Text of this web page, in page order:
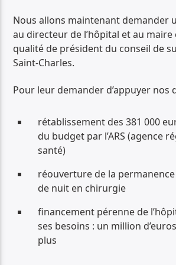
Nous allons maintenant demander
au directeur de l’hôpital et au maire
qualité de président du conseil de
Saint-Charles.
Pour leur demander d’appuyer nos
rétablissement des 381 000
du budget par l’ARS (agence
santé)
réouverture de la
de nuit en chirurgie
financement pérenne de
ses besoins : un million
plus